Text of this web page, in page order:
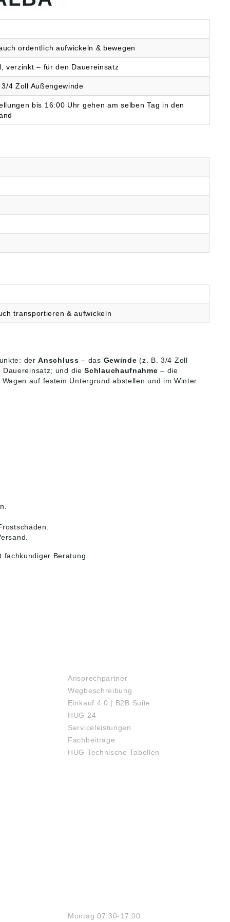
ordentlich aufwickeln & bewegen
verzinkt – für den Dauereinsatz
4 Zoll Außengewinde
bis 16:00 Uhr gehen am selben Tag in den
transportieren & aufwickeln
derAnschluss – das Gewinde (z. B. 3/4 Zoll
und dieSchlauchaufnahme – die
auf festem Untergrund abstellen und im Winter
fachkundiger Beratung.
Ansprechpartner
Wegbeschreibung
Einkauf 4.0 | B2B Suite
HUG 24
Serviceleistungen
Fachbeiträge
HUG Technische Tabellen
Montag 07:30-17:00